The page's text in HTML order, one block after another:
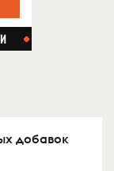
добавок